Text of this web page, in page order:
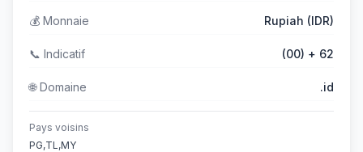
💰 Monnaie Rupiah (IDR)
📞 Indicatif (00) + 62
🌐Domaine .id
Pays voisins
PG,TL,MY